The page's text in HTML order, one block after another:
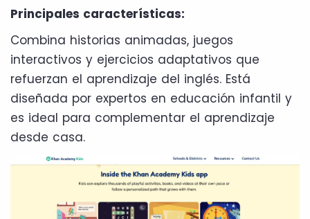
Principales características:
Combina historias animadas, juegos
interactivos y ejercicios adaptativos que
refuerzan el aprendizaje del inglés. Está
diseñada por expertos en educación infantil y
es ideal para complementar el aprendizaje
desde casa.